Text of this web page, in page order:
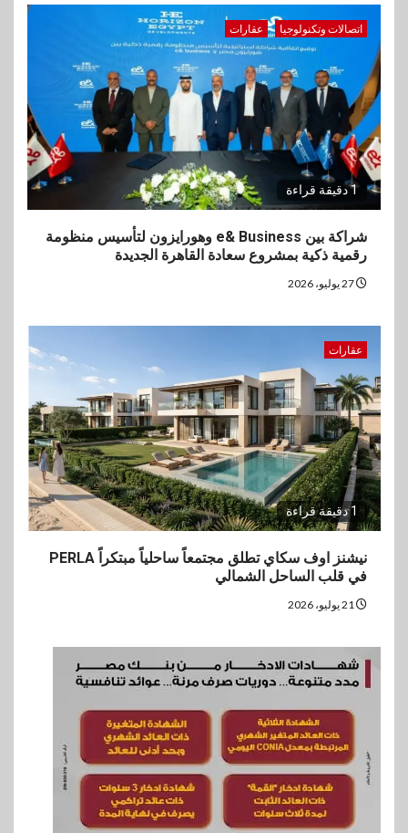
اتصالات وتكنولوجيا عقارات
1 دقيقة قراءة
شراكة بين e& Business وهورايزون لتأسيس منظومة
رقمية ذكية بمشروع سعادة القاهرة الجديدة
عقارات
1 دقيقة قراءة
نيشنز اوف سكاي تطلق مجتمعاً ساحلياً مبتكراً PERLA
في قلب الساحل الشمالي